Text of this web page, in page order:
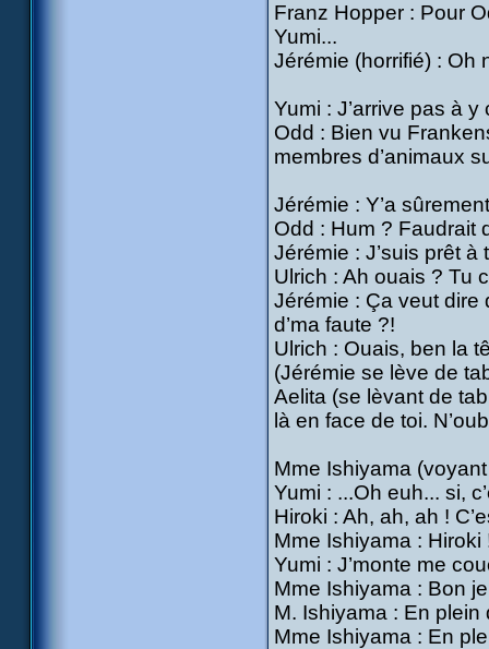
Franz Hopper : Pour
Yumi...
Jérémie (horrifié) : Oh
Yumi : J’arrive pas à y
Odd : Bien vu
membres d’animaux
Jérémie : Y’a
Odd : Hum ? Faudrait
Jérémie : J’suis prêt à
Ulrich : Ah ouais ? Tu
Jérémie : Ça veut dire
d’ma faute ?!
Ulrich : Ouais, ben la
(Jérémie se lève de
Aelita (se lèvant de
là en face de toi.
Mme Ishiyama
Yumi : ...Oh euh... si,
Hiroki : Ah, ah, ah !
Mme Ishiyama : Hiroki
Yumi : J’monte me
Mme Ishiyama : Bon
M. Ishiyama : En plein
Mme Ishiyama : En